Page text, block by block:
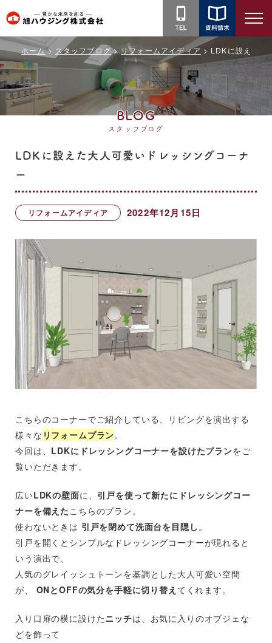
旭
ハ
ウ
ジ
ン
グ
会
ホーム スタッフブログ リフォームアイディア LDKに設えた大
BLOG
スタッフブログ
LDKに設えた大人可愛いドレッシングコーナ
ー
リフォームアイディア 2022年12月15日
こちらのコーナーでご紹介している、リビングを演出する
様々な リフォームプラン。
今回は、 LDKにドレッシングコーナーを設けたプランをご
覧いただきます。
広いLDKの壁面に、 引戸を使って新たにドレッシングコー
ナーを備えたこちらのプラン。
使わないときは 引戸を閉めて洗面台を目隠し。
引戸を開くとシンプルなドレッシングコーナーが現れると
いう演出で、
人気のグレイッシュトーンを基調とした大人可愛い空間
が、 ONとOFFの気分を手軽に切り替え てくれます。
入り口扉の横に設けたニッチは、お気に入りのオブジェな
どを飾って